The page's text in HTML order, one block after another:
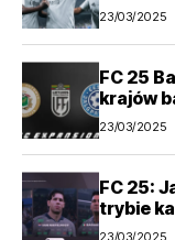
23/03/2025
FC 25
krajów
23/03/2025
FC 25:
trybie
23/03/2025